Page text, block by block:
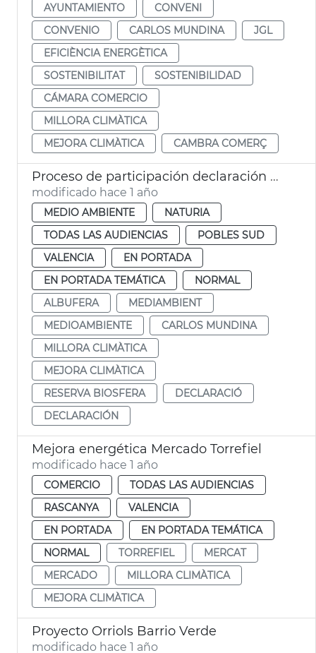
AYUNTAMIENTO
CONVENI
CONVENIO
CARLOS MUNDINA
JGL
EFICIÈNCIA ENERGÈTICA
SOSTENIBILITAT
SOSTENIBILIDAD
CÁMARA COMERCIO
MILLORA CLIMÀTICA
MEJORA CLIMÀTICA
CAMBRA COMERÇ
Proceso de participación declaración Albufera Reserva Biosfera
modificado hace 1 año
MEDIO AMBIENTE
NATURIA
TODAS LAS AUDIENCIAS
POBLES SUD
VALENCIA
EN PORTADA
EN PORTADA TEMÁTICA
NORMAL
ALBUFERA
MEDIAMBIENT
MEDIOAMBIENTE
CARLOS MUNDINA
MILLORA CLIMÀTICA
MEJORA CLIMÀTICA
RESERVA BIOSFERA
DECLARACIÓ
DECLARACIÓN
Mejora energética Mercado Torrefiel
modificado hace 1 año
COMERCIO
TODAS LAS AUDIENCIAS
RASCANYA
VALENCIA
EN PORTADA
EN PORTADA TEMÁTICA
NORMAL
TORREFIEL
MERCAT
MERCADO
MILLORA CLIMÀTICA
MEJORA CLIMÀTICA
Proyecto Orriols Barrio Verde
modificado hace 1 año